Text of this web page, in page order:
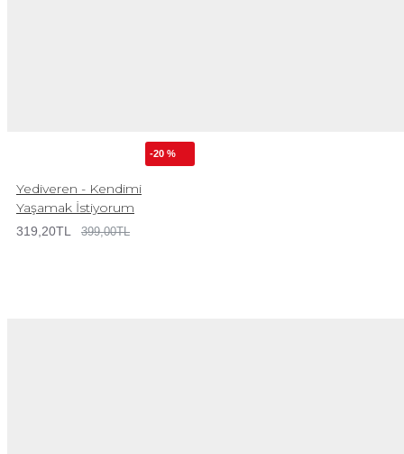
-20 %
Yediveren - Kendimi
Yaşamak İstiyorum
319,20TL 399,00TL